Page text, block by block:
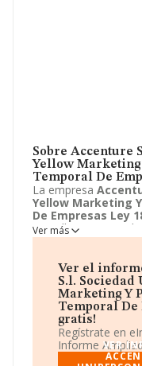
Sobre Accenture
Yellow
Temporal De
La empresa
Yellow Marketing
De Empresas Ley
Castellana, 85,
definida como 6220
forma jurídica de
Unipersonal
Union Temporal
temporal de
Ver más
Ver el
S.l.
Marketing Y
Temporal De
gratis!
Regístrate en
Informe VER